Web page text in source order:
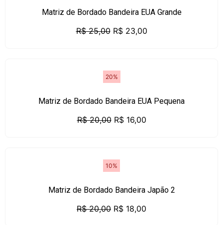
Matriz de Bordado Bandeira EUA Grande
R$25,00 R$23,00
20%
Matriz de Bordado Bandeira EUA Pequena
R$20,00 R$16,00
10%
Matriz de Bordado Bandeira Japão 2
R$20,00 R$ 18,00